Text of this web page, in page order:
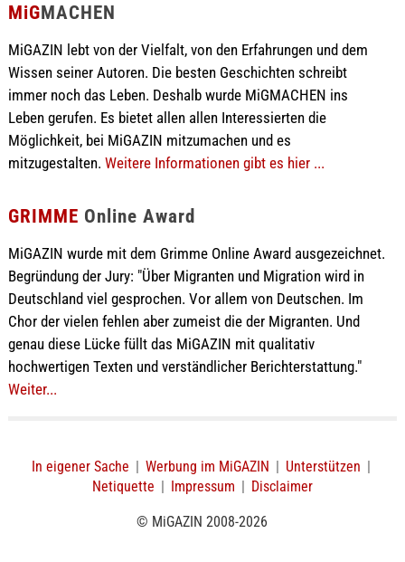
MiGMACHEN
MiGAZIN lebt von der Vielfalt, von den Erfahrungen und dem
Wissen seiner Autoren. Die besten Geschichten schreibt
immer noch das Leben. Deshalb wurde MiGMACHEN ins
Leben gerufen. Es bietet allen allen Interessierten die
Möglichkeit, bei MiGAZIN mitzumachen und es
mitzugestalten. Weitere Informationen gibt es hier ...
GRIMME Online Award
MiGAZIN wurde mit dem Grimme Online Award ausgezeichnet.
Begründung der Jury: "Über Migranten und Migration wird in
Deutschland viel gesprochen. Vor allem von Deutschen. Im
Chor der vielen fehlen aber zumeist die der Migranten. Und
genau diese Lücke füllt das MiGAZIN mit qualitativ
hochwertigen Texten und verständlicher Berichterstattung."
Weiter...
In eigener Sache | Werbung im MiGAZIN | Unterstützen |
Netiquette | Impressum | Disclaimer
© MiGAZIN 2008-2026